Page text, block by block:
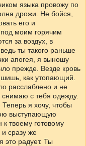
языка провожу по
дрожи. Не бойся,
его и
под моим горячим
за воздух, в
ты такого раньше
апогея, я выношу
прежде. Везде кровь
как утопающий.
расслаблено и не
с тебя одежду.
я хочу, чтобы
выступающую
твоему готовому
сразу же
это радует. Ты